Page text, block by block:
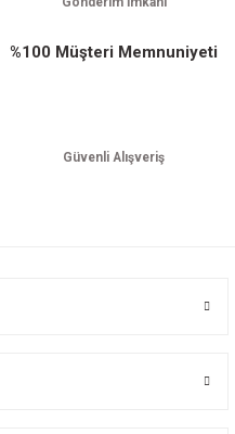
%100 Müşteri Memnuniyeti
Güvenli Alışveriş